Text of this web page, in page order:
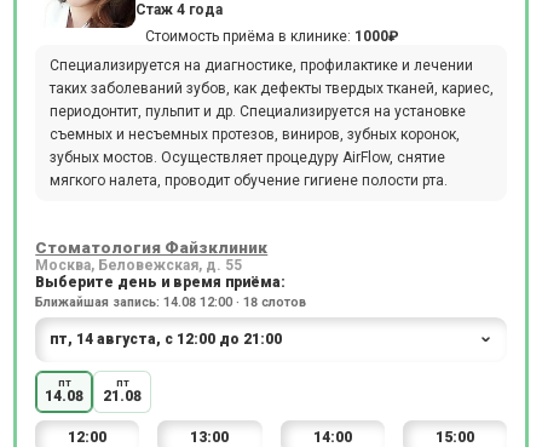
Стаж 4 года
Стоимость приёма в клинике: 1000₽
Специализируется на диагностике, профилактике и лечении
таких заболеваний зубов, как дефекты твердых тканей, кариес,
периодонтит, пульпит и др. Специализируется на установке
съемных и несъемных протезов, виниров, зубных коронок,
зубных мостов. Осуществляет процедуру AirFlow, снятие
мягкого налета, проводит обучение гигиене полости рта.
Стоматология Файзклиник
Москва, Беловежская, д. 55
Выберите день и время приёма:
Ближайшая запись: 14.08 12:00 · 18 слотов
пт
14.08
пт
21.08
12:00 13:00 14:00 15:00